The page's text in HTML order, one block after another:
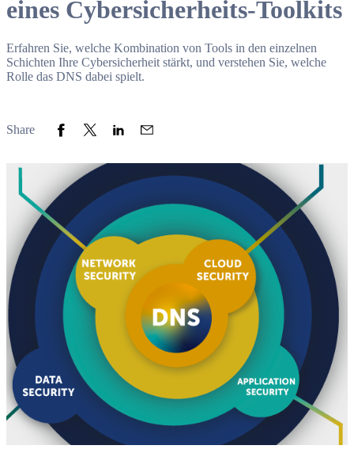
eines Cybersicherheits-Toolkits
Erfahren Sie, welche Kombination von Tools in den einzelnen
Schichten Ihre Cybersicherheit stärkt, und verstehen Sie, welche
Rolle das DNS dabei spielt.
Share Share to Facebook
Share to Twitter
Share to LinkedIn
Share to Email